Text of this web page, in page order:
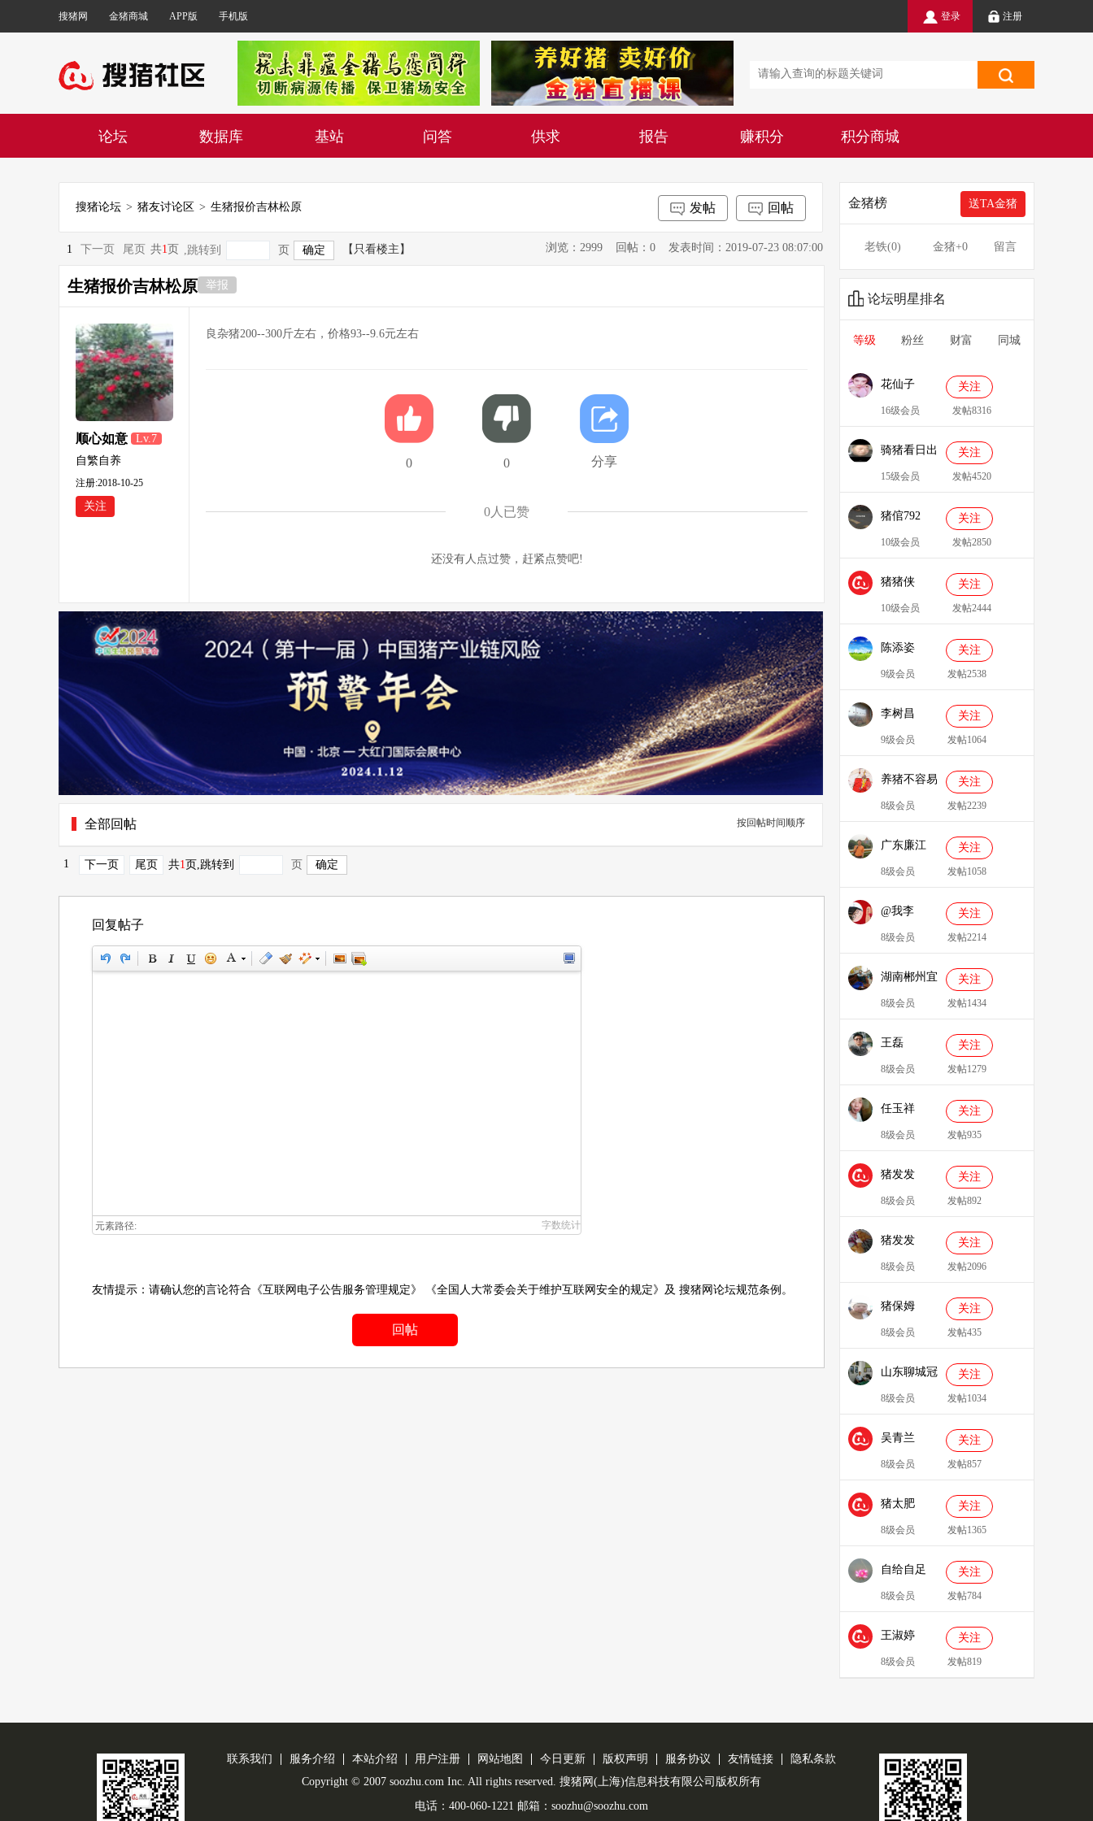
搜猪网 金猪商城 APP版 手机版 登录 注册
论坛 数据库 基站 问答 供求 报告 赚积分 积分商城
搜猪论坛 > 猪友讨论区 > 生猪报价吉林松原 回帖
发帖
1 下一页 尾页 共1 页 ,跳转到 页 【只看楼主】 浏览：2999 回帖：0 发表时间：2019-07-23 08:07:00
生猪报价吉林松原 举报
顺心如意
Lv.7
自繁自养
注册:2018-10-25
关注
良杂猪200--300斤左右，价格93--9.6元左右
0 0 分享
0 人已赞
还没有人点过赞，赶紧点赞吧!
全部回帖 按回帖时间顺序
1 下一页 尾页 共1页 ,跳转到 页
回复帖子
元素路径: 字数统计
友情提示：请确认您的言论符合 《互联网电子公告服务管理规定》 《全国人大常委会关于维护互联网安全的规定》 及 搜猪网论坛规范条例 。
回帖
金猪榜 送TA金猪
老铁(0) 金猪+0 留言
论坛明星排名
等级 粉丝 财富 同城
花仙子 关注
16级会员 发帖8316
骑猪看日出 关注
15级会员 发帖4520
猪倌792 关注
10级会员 发帖2850
猪猪侠
086349
关注
10级会员 发帖2444
陈添姿 关注
9级会员 发帖2538
李树昌 关注
9级会员 发帖1064
养猪不容易 关注
8级会员 发帖2239
广东廉江
088
关注
8级会员 发帖1058
@我李 关注
8级会员 发帖2214
湖南郴州宜
章县李明广
关注
8级会员 发帖1434
王磊 关注
8级会员 发帖1279
任玉祥 关注
8级会员 发帖935
猪发发
638829
关注
8级会员 发帖892
猪发发 关注
8级会员 发帖2096
猪保姆
909233
关注
8级会员 发帖435
山东聊城冠
县、莘县综
合服务站：
冯代林
关注
8级会员 发帖1034
吴青兰 关注
8级会员 发帖857
猪太肥
143814
关注
8级会员 发帖1365
自给自足 关注
8级会员 发帖784
王淑婷 关注
8级会员 发帖819
联系我们 服务介绍 本站介绍 用户注册 网站地图 今日更新 版权声明 服务协议 友情链接
隐私条款
Copyright © 2007 soozhu.com Inc. All rights reserved. 搜猪网(上海)信息科技有限公司版权所有
电话：400-060-1221 邮箱：soozhu@soozhu.com